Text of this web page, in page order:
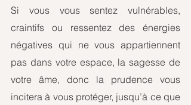
Si vous vous sentez vulnérables,
craintifs ou ressentez des énergies
négatives qui ne vous appartiennent
pas dans votre espace, la sagesse de
votre âme, donc la prudence vous
incitera à vous protéger, jusqu’à ce que